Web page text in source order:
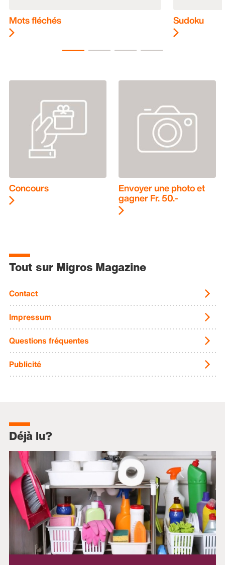
Mots fléchés Sudoku
Concours Envoyer une photo et
gagner Fr. 50.-
Tout sur Migros Magazine
Contact
Impressum
Questions fréquentes
Publicité
Déjà lu?